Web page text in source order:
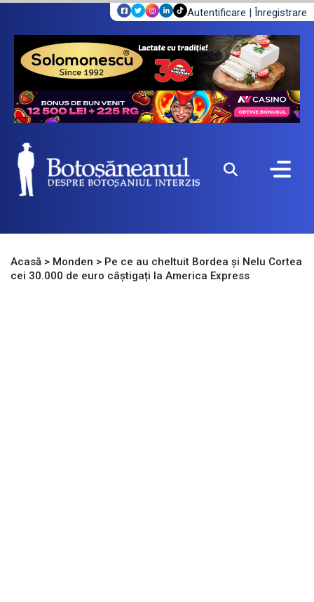
Autentificare | Înregistrare
Acasă > Monden > Pe ce au cheltuit Bordea și Nelu Cortea
cei 30.000 de euro câștigați la America Express